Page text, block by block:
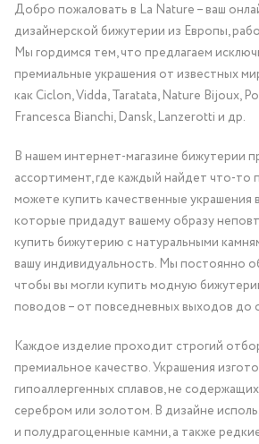
Добро пожаловать в La Nature – ваш
дизайнерской бижутерии из Европы,
Мы гордимся тем, что предлагаем
премиальные украшения от известных
как Ciclon, Vidda, Taratata, Nature Bijoux,
Francesca Bianchi, Dansk, Lanzerotti и др.
В нашем интернет-магазине бижутерии
ассортимент, где каждый найдет что-то
можете купить качественные украшения
которые придадут вашему образу
купить бижутерию с натуральными
вашу индивидуальность. Мы постоянно
чтобы вы могли купить модную
поводов – от повседневных выходов до
Каждое изделие проходит строгий
премиальное качество. Украшения
гипоаллергенных сплавов, не
серебром или золотом. В дизайне
и полудрагоценные камни, а также